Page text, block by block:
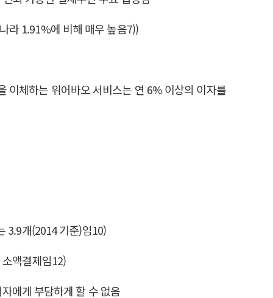
라 1.91%에 비해 매우 높음7))
이체하는 위어바오 서비스는 연 6% 이상의 이자를
3.9개(2014 기준)임10)
액결제임12)
에게 부담하게 할 수 없음